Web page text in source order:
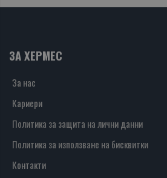
ЗА ХЕРМЕС
За нас
Кариери
Политика за защита на лични данни
Политика за използване на бисквитки
Контакти